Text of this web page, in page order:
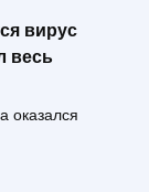
вирус
весь
оказался